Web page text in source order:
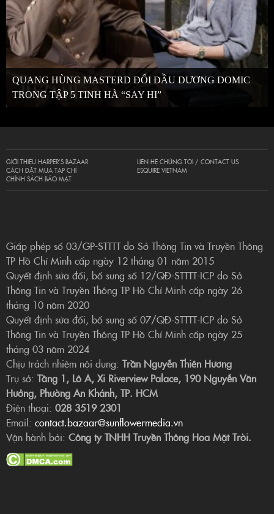
QUANG HÙNG MASTERD ĐỐI ĐẦU DƯƠNG DOMIC
TRONG TẬP 5 TINH HÀ “SAY HI”
GIỚI THIỆU HARPER’S BAZAAR
CÁCH ĐẶT MUA TẠP CHÍ
CHÍNH SÁCH BẢO MẬT
LIÊN HỆ CHÚNG TÔI / CONTACT US
ESQUIRE VIETNAM
Giấp phép số 03/GP-STTTT do Sở Thông Tin và Truyền Thông
TP Hồ Chí Minh cấp ngày 12 tháng 01 năm 2015
Quyết định sửa đổi, bổ sung số 12/QĐ-STTTT-ICP do Sở
Thông Tin và Truyền Thông TP Hồ Chí Minh cấp ngày 26
tháng 10 năm 2020
Quyết định sửa đổi, bổ sung số 07/QĐ-STTTT-ICP do Sở
Thông Tin và Truyền Thông TP Hồ Chí Minh cấp ngày 25
tháng 03 năm 2024
Chịu trách nhiệm nội dung: Trần Nguyễn Thiên Hương
Trụ sở: Tầng 1, Lô A, Xi Riverview Palace, 190 Nguyễn Văn
Hưởng, Phường An Khánh, TP. HCM
Điện thoại: 028 3519 2301
Email: contact.bazaar@sunflowermedia.vn
Vận hành bởi: Công ty TNHH Truyền Thông Hoa Mặt Trời.